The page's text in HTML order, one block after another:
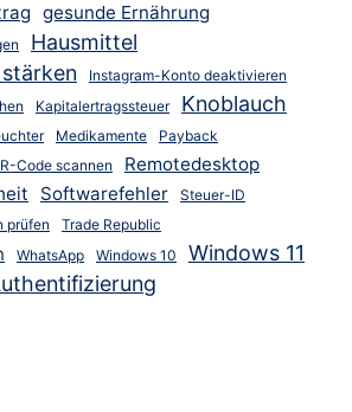
gesunde Ernährung
Hausmittel
Instagram-Konto deaktivieren
Kapitalertragssteuer Knoblauch
Medikamente
Payback
Code scannen Remotedesktop
Softwarefehler
Steuer-ID
prüfen
Trade Republic
WhatsApp Windows 10
Windows 11